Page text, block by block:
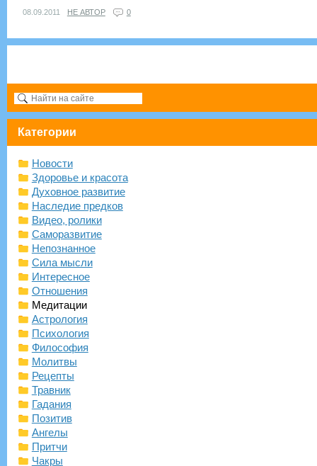
08.09.2011 НЕ АВТОР 0
Категории
Новости
Здоровье и красота
Духовное развитие
Наследие предков
Видео, ролики
Саморазвитие
Непознанное
Сила мысли
Интересное
Отношения
Медитации
Астрология
Психология
Философия
Молитвы
Рецепты
Травник
Гадания
Позитив
Ангелы
Притчи
Чакры